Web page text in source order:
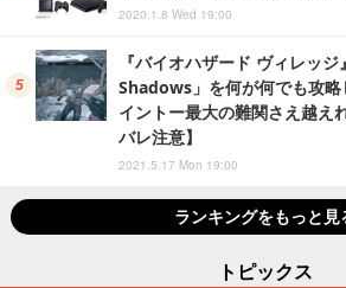
2020.1.8 Wed 19:00
『バイオハザード ヴィレッ
Shadows」を何が何でも攻
イントー最大の難関さえ越え
バレ注意】
2021.5.17 Mon 19:00
ランキングをもっと見
トピックス